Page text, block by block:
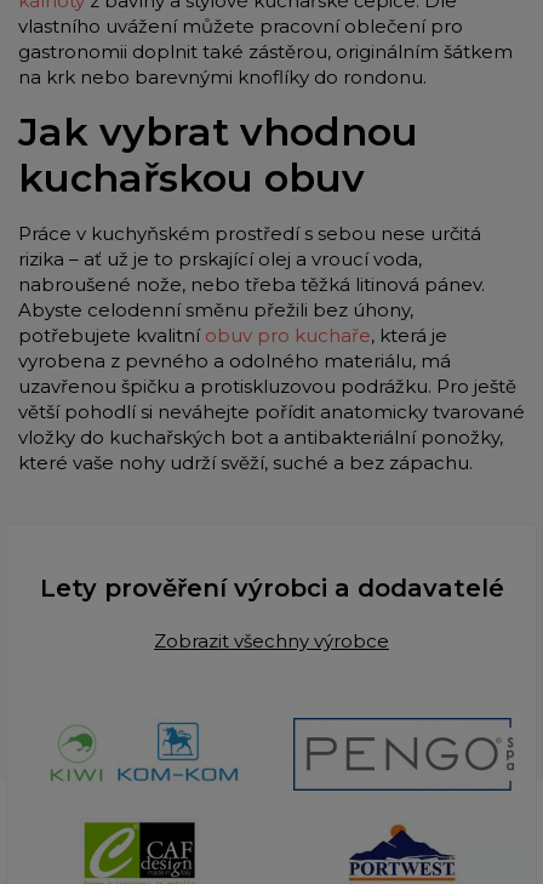
vlastního uvážení můžete pracovní oblečení pro
gastronomii doplnit také zástěrou, originálním šátkem
na krk nebo barevnými knoflíky do rondonu.
Jak vybrat vhodnou
kuchařskou obuv
Práce v kuchyňském prostředí s sebou nese určitá
rizika – ať už je to prskající olej a vroucí voda,
nabroušené nože, nebo třeba těžká litinová pánev.
Abyste celodenní směnu přežili bez úhony,
potřebujete kvalitní obuv pro kuchaře, která je
vyrobena z pevného a odolného materiálu, má
uzavřenou špičku a protiskluzovou podrážku. Pro ještě
větší pohodlí si neváhejte pořídit anatomicky tvarované
vložky do kuchařských bot a antibakteriální ponožky,
které vaše nohy udrží svěží, suché a bez zápachu.
Lety prověření výrobci a dodavatelé
Zobrazit všechny výrobce